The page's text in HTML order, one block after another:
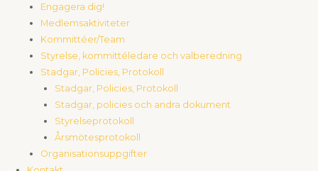
Engagera dig!
Medlemsaktiviteter
Kommittéer/Team
Styrelse, kommittéledare och valberedning
Stadgar, Policies, Protokoll
Stadgar, Policies, Protokoll
Stadgar, policies och andra dokument
Styrelseprotokoll
Årsmötesprotokoll
Organisationsuppgifter